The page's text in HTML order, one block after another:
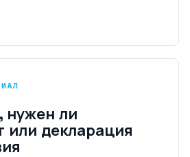
нужен ли
или декларация